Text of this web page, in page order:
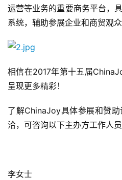
运营等业务的重要商务平台，
系统，辅助参展企业和商贸观
相信在2017年第十五届
呈现更多精彩！
了解ChinaJoy具体参展和赞
洽，可咨询以下主办方工作
李女士